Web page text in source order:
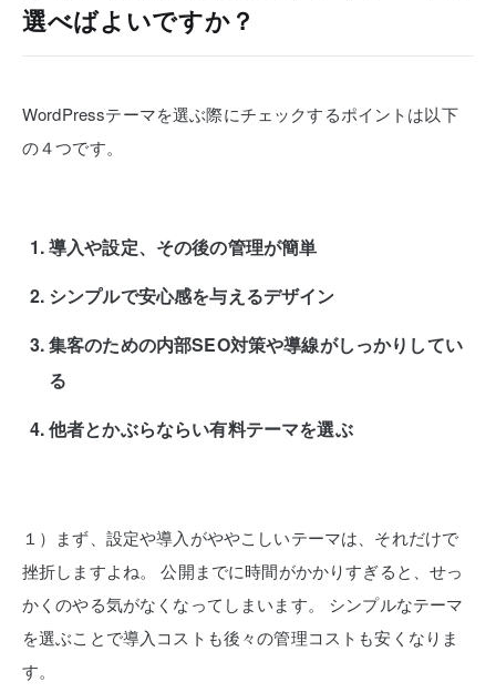
選べばよいですか？
WordPressテーマを選ぶ際にチェックするポイントは以下
の４つです。
導入や設定、その後の管理が簡単
シンプルで安心感を与えるデザイン
集客のための内部SEO対策や導線がしっかりしてい
る
他者とかぶらならい有料テーマを選ぶ
１）まず、設定や導入がややこしいテーマは、それだけで
挫折しますよね。
公開までに時間がかかりすぎると、せっ
かくのやる気がなくなってしまいます。
シンプルなテーマ
を選ぶことで導入コストも後々の管理コストも安くなりま
す。